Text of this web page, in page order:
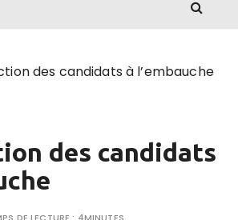
des candidats à l’embauche
des candidats